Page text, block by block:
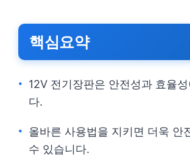
핵심요약
12V 전기장판은 안전성과 효율
다.
올바른 사용법을 지키면 더욱 안
수 있습니다.